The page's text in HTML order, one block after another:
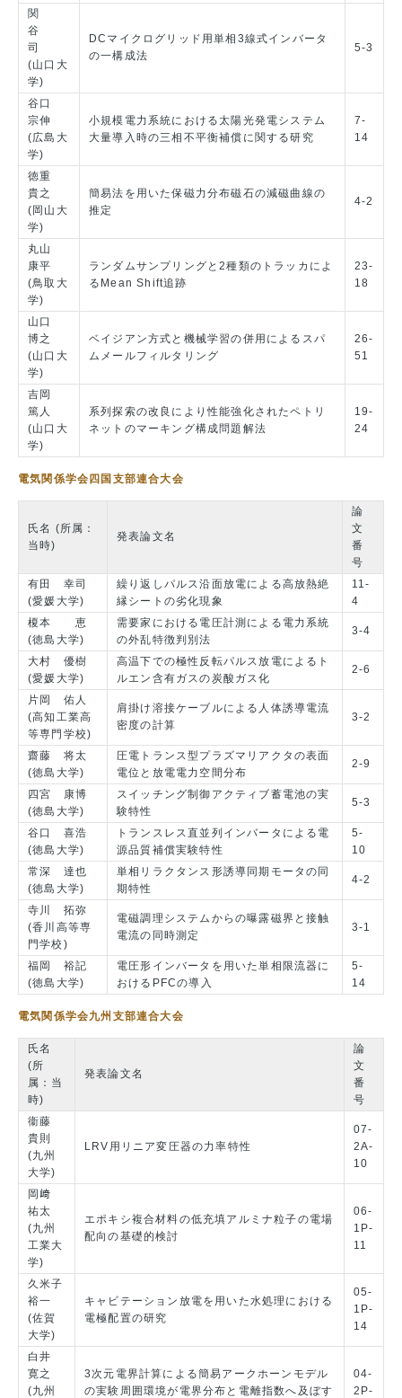
関
谷
司
(山口大
学)
DCマイクログリッド用単相3線式インバータ
の一構成法
5-3
谷口
宗伸
(広島大
学)
小規模電力系統における太陽光発電システム
大量導入時の三相不平衡補償に関する研究
7-
14
徳重
貴之
(岡山大
学)
簡易法を用いた保磁力分布磁石の減磁曲線の
推定
4-2
丸山
康平
(鳥取大
学)
ランダムサンプリングと2種類のトラッカによ
るMean Shift追跡
23-
18
山口
博之
(山口大
学)
ベイジアン方式と機械学習の併用によるスパ
ムメールフィルタリング
26-
51
吉岡
篤人
(山口大
学)
系列探索の改良により性能強化されたペトリ
ネットのマーキング構成問題解法
19-
24
電気関係学会四国支部連合大会
氏名 (所属：
当時)
発表論文名
論
文
番
号
有田 幸司
(愛媛大学)
繰り返しパルス沿面放電による高放熱絶
縁シートの劣化現象
11-
4
榎本 恵
(徳島大学)
需要家における電圧計測による電力系統
の外乱特徴判別法
3-4
大村 優樹
(愛媛大学)
高温下での極性反転パルス放電によるト
ルエン含有ガスの炭酸ガス化
2-6
片岡 佑人
(高知工業高
等専門学校)
肩掛け溶接ケーブルによる人体誘導電流
密度の計算
3-2
齋藤 将太
(徳島大学)
圧電トランス型プラズマリアクタの表面
電位と放電電力空間分布
2-9
四宮 康博
(徳島大学)
スイッチング制御アクティブ蓄電池の実
験特性
5-3
谷口 喜浩
(徳島大学)
トランスレス直並列インバータによる電
源品質補償実験特性
5-
10
常深 達也
(徳島大学)
単相リラクタンス形誘導同期モータの同
期特性
4-2
寺川 拓弥
(香川高等専
門学校)
電磁調理システムからの曝露磁界と接触
電流の同時測定
3-1
福岡 裕記
(徳島大学)
電圧形インバータを用いた単相限流器に
おけるPFCの導入
5-
14
電気関係学会九州支部連合大会
氏名
(所
属：当
時)
発表論文名
論
文
番
号
衞藤
貴則
(九州
大学)
LRV用リニア変圧器の力率特性
07-
2A-
10
岡﨑
祐太
(九州
工業大
学)
エポキシ複合材料の低充填アルミナ粒子の電場
配向の基礎的検討
06-
1P-
11
久米子
裕一
(佐賀
大学)
キャビテーション放電を用いた水処理における
電極配置の研究
05-
1P-
14
白井
寛之
(九州
3次元電界計算による簡易アークホーンモデル
の実験周囲環境が電界分布と電離指数へ及ぼす
04-
2P-